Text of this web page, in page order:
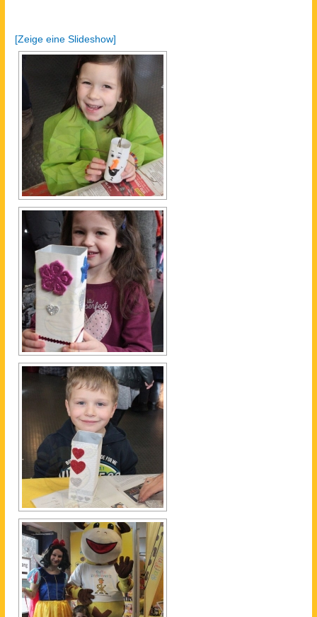
[Zeige eine Slideshow]